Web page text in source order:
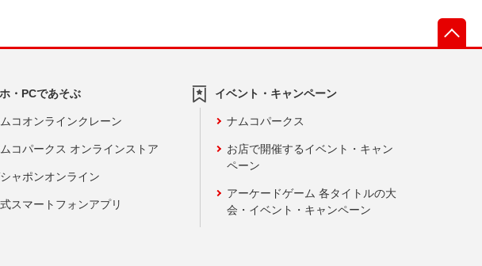
・PCであそぶ
コオンラインクレーン
コパークス オンラインストア
ャポンオンライン
スマートフォンアプリ
イベント・キャンペーン
ナムコパークス
お店で開催するイベント・キャン
ペーン
アーケードゲーム 各タイトルの大
会・イベント・キャンペーン